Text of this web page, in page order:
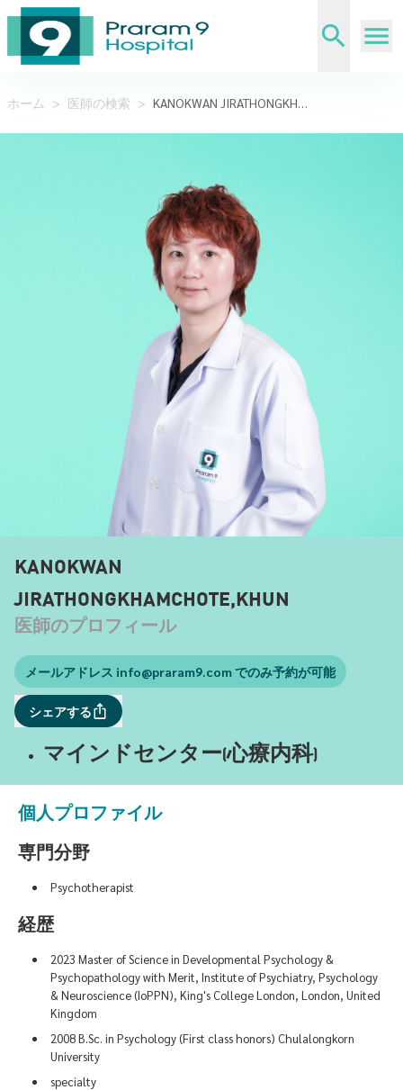
ホーム > 医師の検索 > KANOKWAN JIRATHONGKHAMCHOTE,KHUN
KANOKWAN
JIRATHONGKHAMCHOTE,KHUN
医師のプロフィール
メールアドレス info@praram9.comでのみ予約が可能
シェアする
マインドセンター(心療内科)
個人プロファイル
専門分野
Psychotherapist
経歴
2023 Master of Science in Developmental Psychology &
Psychopathology with Merit, Institute of Psychiatry, Psychology
& Neuroscience (IoPPN), King's College London, London, United
Kingdom
2008 B.Sc. in Psychology (First class honors) Chulalongkorn
University
specialty